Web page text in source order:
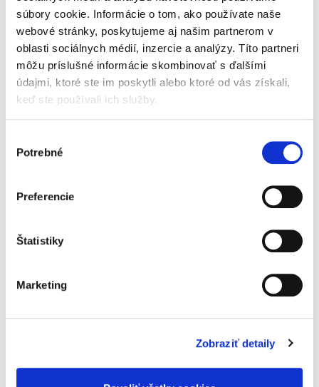
súbory cookie. Informácie o tom, ako používate naše
webové stránky, poskytujeme aj našim partnerom v
oblasti sociálnych médií, inzercie a analýzy. Títo partneri
môžu príslušné informácie skombinovať s ďalšími
údajmi, ktoré ste im poskytli alebo ktoré od vás získali,
keď ste používali ich služby.
súhlasu
Potrebné
Preferencie
Štatistiky
Marketing
Zobraziť detaily
manželského majetkového režimu, ktoré...
Právo bezpilotných
prostriedkov a
Mária Mamojková
komplexný pohľad na právne a bezpečnostné
otázky, akými sú právna úprava bezpilotných